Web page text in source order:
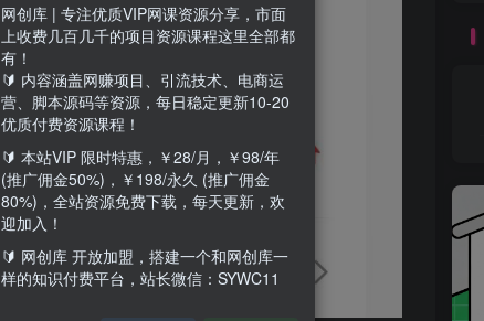
网创库 | 专注优质VIP网课资源分享，市面
上收费几百几千的项目资源课程这里全部都
有！
🔰 内容涵盖网赚项目、引流技术、电商运
营、脚本源码等资源，每日稳定更新10-20
优质付费资源课程！
🔰 本站VIP 限时特惠，￥28/月，￥98/年
(推广佣金50%)，￥198/永久 (推广佣金
80%)，全站资源免费下载，每天更新，欢
迎加入！
🔰 网创库 开放加盟，搭建一个和网创库一
样的知识付费平台，站长微信：SYWC11